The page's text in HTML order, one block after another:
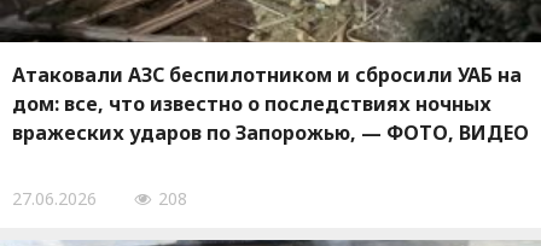
Атаковали АЗС беспилотником и сбросили УАБ на
дом: все, что известно о последствиях ночных
вражеских ударов по Запорожью, — ФОТО, ВИДЕО
27.06.2026 208